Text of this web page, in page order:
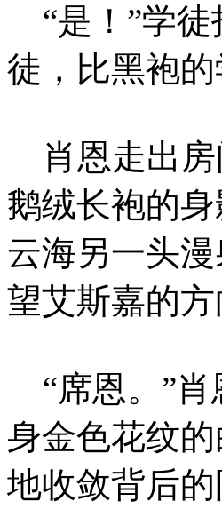
“是！”学徒
徒，比黑袍
肖恩走出房
鹅绒长袍的
云海另一头
望艾斯嘉的方
“席恩。”肖
身金色花纹
地收敛背后的